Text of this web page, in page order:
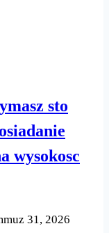
sto
wysokosc
31, 2026